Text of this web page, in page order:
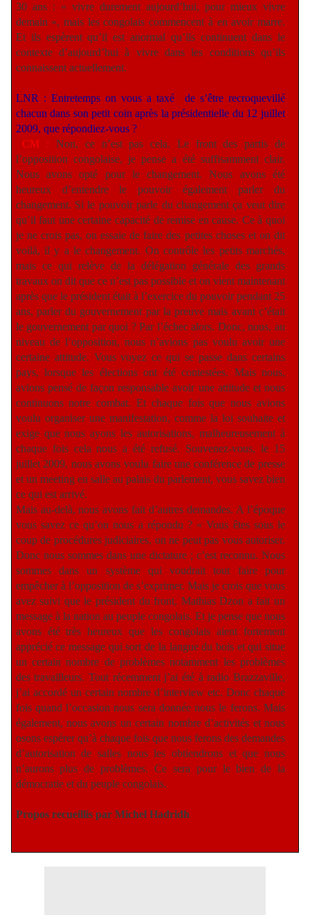
30 ans : « vivre durement aujourd’hui, pour mieux vivre
demain », mais les congolais commencent à en avoir marre.
Et ils espèrent qu’il est anormal qu’ils continuent dans le
contexte d’aujourd’hui à vivre dans les conditions qu’ils
connaissent actuellement.
LNR : Entretemps on vous a taxé
de s’être recroquevillé
chacun dans son petit coin après la présidentielle du 12 juillet
2009, que répondiez-vous ?
CM : Non, ce n’est pas cela. Le front des partis de
l’opposition congolaise, je pense a été suffisamment clair.
Nous avons opté pour le changement. Nous avons été
heureux d’entendre le pouvoir également parler du
changement. Si le pouvoir parle du changement ça veut dire
qu’il faut une certaine capacité de remise en cause. Ce à quoi
je ne crois pas, on essaie de faire des petites choses et on dit
voilà, il y a le changement. On contrôle les petits marchés,
mais ce qui relève de la délégation générale des grands
travaux on dit que ce n’est pas possible et on vient maintenant
après que le président était à l’exercice du pouvoir pendant 25
ans, parler du gouvernement par la preuve mais avant c’était
le gouvernement par quoi ? Par l’échec alors. Donc, nous, au
niveau de l’opposition, nous n’avions pas voulu avoir une
certaine attitude. Vous voyez ce qui se passe dans certains
pays, lorsque les élections ont été contestées. Mais nous,
avions pensé de façon responsable avoir une attitude et nous
continuons notre combat. Et chaque fois que nous avions
voulu organiser une manifestation, comme la loi souhaite et
exige que nous ayons les autorisations, malheureusement à
chaque fois cela nous a été refusé. Souvenez-vous, le 15
juillet 2009, nous avons voulu faire une conférence de presse
et un meeting en salle au palais du parlement, vous savez bien
ce qui est arrivé.
Mais au-delà, nous avons fait d’autres demandes. A l’époque
vous savez ce qu’on nous a répondu ? « Vous êtes sous le
coup de procédures judiciaires, on ne peut pas vous autoriser.
Donc nous sommes dans une dictature ; c’est reconnu. Nous
sommes dans un système qui voudrait tout faire pour
empêcher à l’opposition de s’exprimer. Mais je crois que vous
avez suivi que le président du front, Mathias Dzon a fait un
message à la nation au peuple congolais. Et je pense que nous
avons été très heureux que les congolais aient fortement
apprécié ce message qui sort de la langue du bois et qui situe
un certain nombre de problèmes notamment les problèmes
des travailleurs. Tout récemment j’ai été à radio Brazzaville,
j’ai accordé un certain nombre d’interview etc. Donc chaque
fois quand l’occasion nous sera donnée nous le ferons. Mais
également, nous avons un certain nombre d’activités et nous
osons espérer qu’à chaque fois que nous ferons des demandes
d’autorisation de salles nous les obtiendrons et que nous
n’aurons plus de problèmes. Ce sera pour le bien de la
démocratie et du peuple congolais.
Propos recueillis par Michel Hadridh